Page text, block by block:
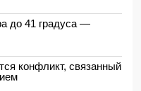
до 41 градуса —
конфликт, связанный